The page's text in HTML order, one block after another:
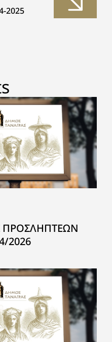
2025
ΠΡΟΣΛΗΠΤΕΩΝ
2026